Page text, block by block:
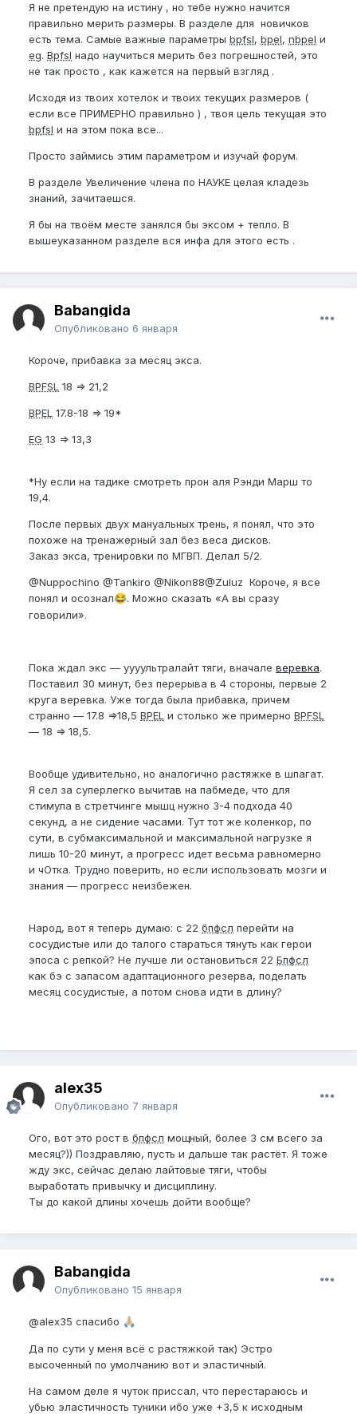
Я не претендую на истину , но тебе нужно начится
правильно мерить размеры. В разделе для новичков
есть тема. Самые важные параметры bpfsl, bpel, nbpel и
eg. Bpfsl надо научиться мерить без погрешностей, это
не так просто , как кажется на первый взгляд .
Исходя из твоих хотелок и твоих текущих размеров (
если все ПРИМЕРНО правильно ) , твоя цель текущая это
bpfsl и на этом пока все...
Просто займись этим параметром и изучай форум.
В разделе Увеличение члена по НАУКЕ целая кладезь
знаний, зачитаешся.
Я бы на твоём месте занялся бы эксом + тепло. В
вышеуказанном разделе вся инфа для этого есть .
Babangida
Опубликовано 6 января
Короче, прибавка за месяц экса.
BPFSL 18 => 21,2
BPEL 17.8-18 => 19*
EG 13 => 13,3
*Ну если на тадике смотреть прон аля Рэнди Марш то
19,4.
После первых двух мануальных трень, я понял, что это
похоже на тренажерный зал без веса дисков.
Заказ экса, тренировки по МГВП. Делал 5/2.
@Nuppochino @Tankiro @Nikon88@Zuluz Короче, я все
понял и осознал😂. Можно сказать «А вы сразу
говорили».
Пока ждал экс — уууультралайт тяги, вначале веревка.
Поставил 30 минут, без перерыва в 4 стороны, первые 2
круга веревка. Уже тогда была прибавка, причем
странно — 17.8 =>18,5 BPEL и столько же примерно BPFSL
— 18 => 18,5.
Вообще удивительно, но аналогично растяжке в шпагат.
Я сел за суперлегко вычитав на пабмеде, что для
стимула в стретчинге мышц нужно 3-4 подхода 40
секунд, а не сидение часами. Тут тот же коленкор, по
сути, в субмаксимальной и максимальной нагрузке я
лишь 10-20 минут, а прогресс идет весьма равномерно
и чОтка. Трудно поверить, но если использовать мозги и
знания — прогресс неизбежен.
Народ, вот я теперь думаю: с 22 бпфсл перейти на
сосудистые или до талого стараться тянуть как герои
эпоса с репкой? Не лучше ли остановиться 22 Бпфсл
как бэ с запасом адаптационного резерва, поделать
месяц сосудистые, а потом снова идти в длину?
alex35
Опубликовано 7 января
Ого, вот это рост в бпфсл мощный, более 3 см всего за
месяц?)) Поздравляю, пусть и дальше так растёт. Я тоже
жду экс, сейчас делаю лайтовые тяги, чтобы
выработать привычку и дисциплину.
Ты до какой длины хочешь дойти вообще?
Babangida
Опубликовано 15 января
@alex35 спасибо 🙏🏼
Да по сути у меня всё с растяжкой так) Эстро
высоченный по умолчанию вот и эластичный.
На самом деле я чуток приссал, что перестараюсь и
убью эластичность туники ибо уже +3,5 к исходным